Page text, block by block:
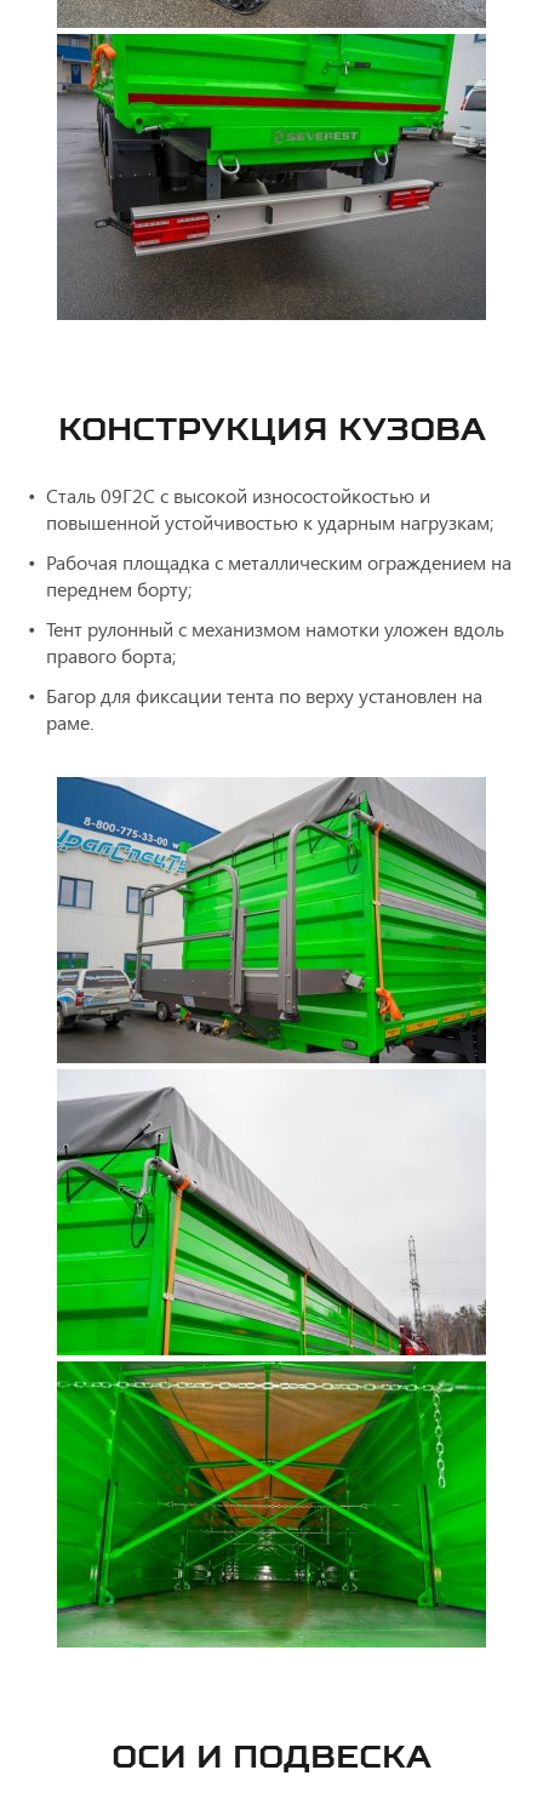
КОНСТРУКЦИЯ КУЗОВА
Cталь 09Г2С с высокой износостойкостью и
повышенной устойчивостью к ударным нагрузкам;
Рабочая площадка с металлическим ограждением на
переднем борту;
Тент рулонный с механизмом намотки уложен вдоль
правого борта;
Багор для фиксации тента по верху установлен на
раме.
ОСИ И ПОДВЕСКА